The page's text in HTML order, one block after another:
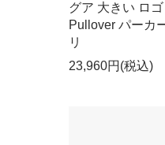
グア 大きい ロゴ
Pullover パーカ
リ
23,960円(税込)